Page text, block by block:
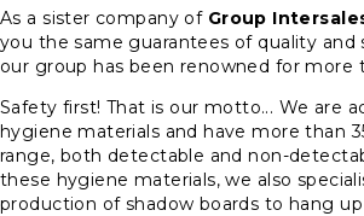
As a sister company of Group
you the same guarantees of quality and
our group has been renowned for more
Safety first! That is our motto... We are
hygiene materials and have more than
range, both detectable and non-
these hygiene materials, we also
production of shadow boards to hang